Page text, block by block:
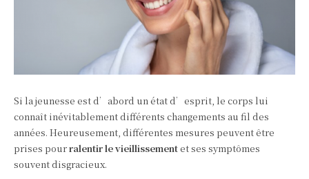
Si la jeunesse est d’abord un état d’esprit, le corps lui
connaît inévitablement différents changements au fil des
années. Heureusement, différentes mesures peuvent être
prises pourralentir le vieillissementet ses symptômes
souvent disgracieux.